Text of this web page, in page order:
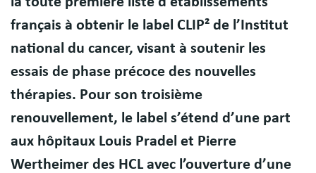
français à obtenir le label CLIP² de l’Institut
national du cancer, visant à soutenir les
essais de phase précoce des nouvelles
thérapies. Pour son troisième
renouvellement, le label s’étend d’une part
aux hôpitaux Louis Pradel et Pierre
Wertheimer des HCL avec l’ouverture d’une